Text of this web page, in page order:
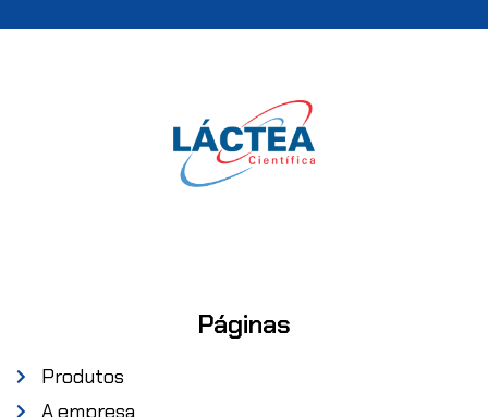
Páginas
Produtos
A empresa